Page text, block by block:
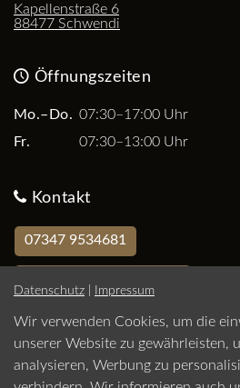
Kapellenstraße 6
88477 Schwendi
Öffnungszeiten
Mo.–Do. 07:30–17:00 Uhr
Fr.
07:30–13:00 Uhr
Kontakt
07347 9534681
Impressum
Datenschutz
Datenschutz Impressum
Wir verwenden Cookies, um die
unserer Website zu gewährleisten,
analysieren, Werbung zu